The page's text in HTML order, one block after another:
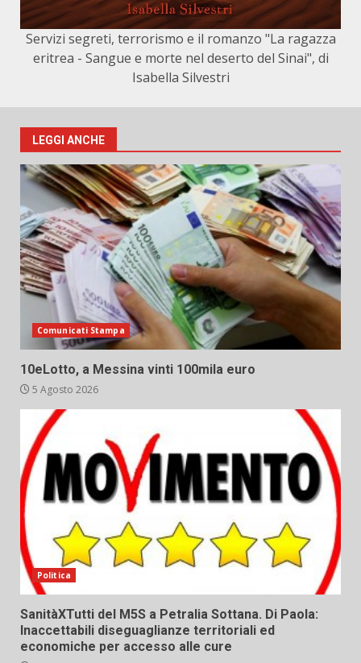
Servizi segreti, terrorismo e il romanzo "La ragazza
eritrea - Sangue e morte nel deserto del Sinai", di
Isabella Silvestri
LEGGI ANCHE
Comunicati Stampa
10eLotto, a Messina vinti 100mila euro
5 Agosto 2026
Politica
SanitàXTutti del M5S a Petralia Sottana. Di Paola:
Inaccettabili diseguaglianze territoriali ed
economiche per accesso alle cure